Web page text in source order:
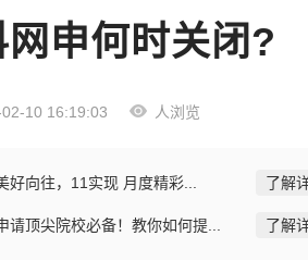
申何时关闭?
10 16:19:03 人浏览
好向往，11实现 月度精彩... 了解
请顶尖院校必备！教你如何提... 了解